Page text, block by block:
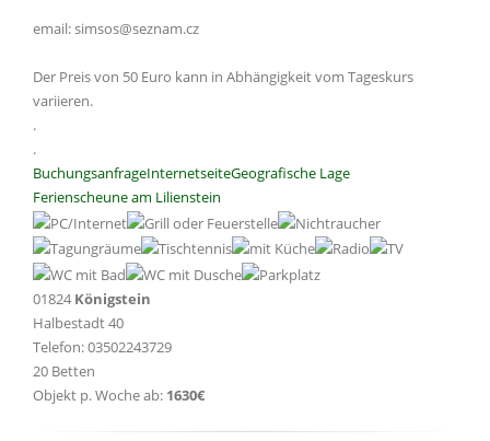
email: simsos@seznam.cz
Der Preis von 50 Euro kann in Abhängigkeit vom Tageskurs
variieren.
.
.
BuchungsanfrageInternetseiteGeografische Lage
Ferienscheune am Lilienstein
01824 Königstein
Halbestadt 40
Telefon: 03502243729
20 Betten
Objekt p. Woche ab: 1630€